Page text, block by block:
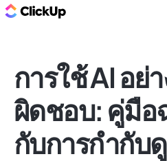
การใช้ AI อย่
ผิดชอบ: คู่มือ
กับการกำกับ